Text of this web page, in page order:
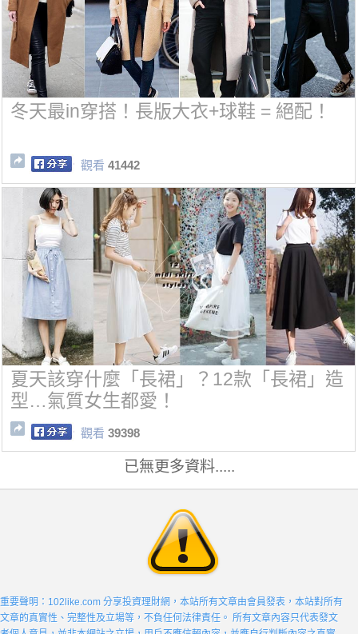
冬天最in穿搭！長版大衣+球鞋 = 絕配！
觀看 41442
夏天該穿什麼「長裙」？12款「長裙」造
型…氣質女生都愛！
觀看 39398